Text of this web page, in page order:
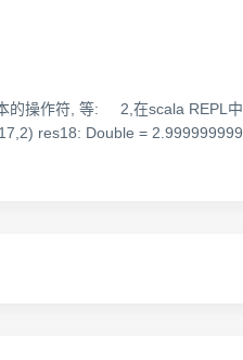
的操作符, 等: 2,在scala REPL
res18: Double =